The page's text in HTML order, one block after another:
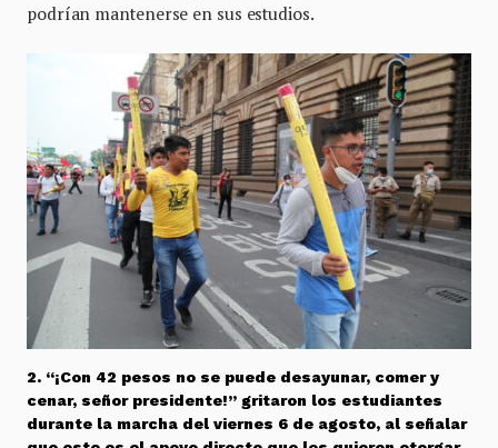
podrían mantenerse en sus estudios.
2. “¡Con 42 pesos no se puede desayunar, comer y
cenar, señor presidente!” gritaron los estudiantes
durante la marcha del viernes 6 de agosto, al señalar